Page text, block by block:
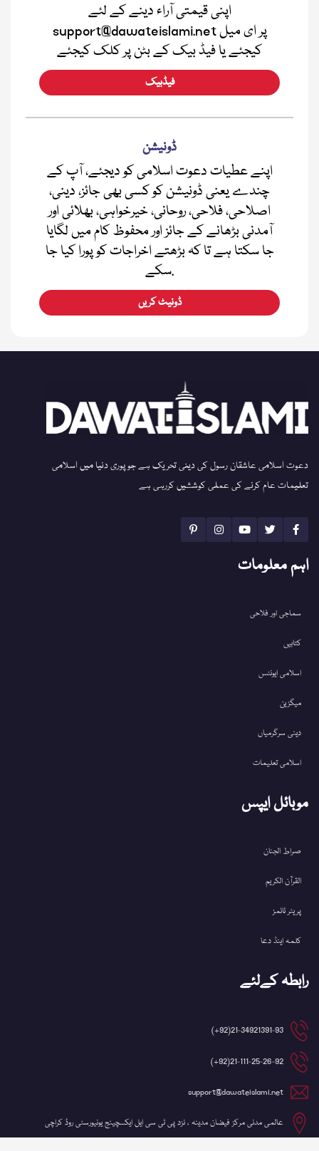
اپنی قیمتی آراء دینے کے لئے
support@dawateislami.net پر ای میل
کیجئے یا فیڈ بیک کے بٹن پر کلک کیجئے
فیڈبیک
ڈونیشن
اپنے عطیات دعوت اسلامی کو دیجئے، آپ کے
چندے یعنی ڈونیشن کو کسی بھی جائز، دینی،
اصلاحی، فلاحی، روحانی، خیرخواہی، بھلائی اور
آمدنی بڑھانے کے جائز اور محفوظ کام میں لگایا
جا سکتا ہے تا کہ بڑھتے اخراجات کو پورا کیا جا
سکے.
ڈونیٹ کریں
دعوت اسلامی عاشقان رسول کی دینی تحریک ہے جو پوری دنیا میں اسلامی
تعلیمات عام کرنے کی عملی کوششیں کررہی ہے
اہم معلومات
سماجی اور فلاحی
کتابیں
اسلامی ایونٹس
میگزین
دینی سرگرمیاں
اسلامی تعلیمات
موبائل ایپس
صراط الجنان
القرآن الکریم
پریئر ٹائمز
کلمہ اینڈ دعا
رابطہ کےلئے
21-34921391-93(92+)
21-111-25-26-92(92+)
support@dawateislami.net
عالمی مدنی مرکز فیضان مدینہ ، نزد پی ٹی سی ایل ایکسچینج یونیورسٹی روڈ کراچی